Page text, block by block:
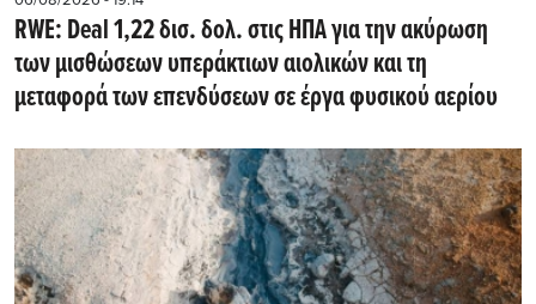
RWE: Deal 1,22 δισ. δολ. στις ΗΠΑ για την ακύρωση
των μισθώσεων υπεράκτιων αιολικών και τη
μεταφορά των επενδύσεων σε έργα φυσικού αερίου